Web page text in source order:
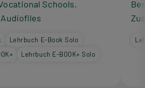
Schools.
Lehrbuch E-Book Solo
Lehrbuch E-BOOK+ Solo